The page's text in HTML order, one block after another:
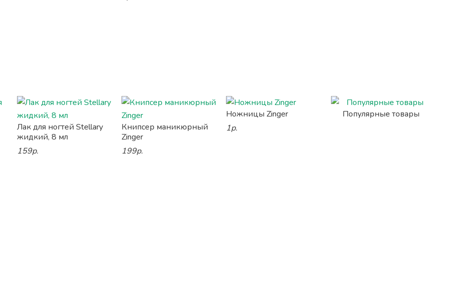
Лак для ногтей Stellary
жидкий, 8 мл
159р.
Книпсер маникюрный
Zinger
199р.
Ножницы Zinger
1р.
Популярные товары